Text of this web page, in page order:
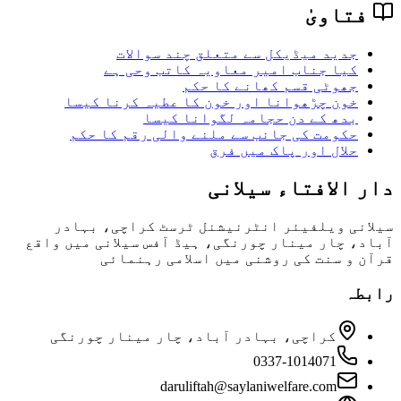
فتاویٰ
جدید میڈیکل سے متعلق چند سوالات
کیا جناب امیر معاویہ کاتب وحی ہے
جھوٹی قسم کھانے کا حکم
خون چڑھوانا اور خون کا عطیہ کرنا کیسا
بدھ کے دن حجامہ لگوانا کیسا
حکومت کی جانب سے ملنے والی رقم کا حکم
حلال اور پاک میں فرق
دار الافتاء سیلانی
سیلانی ویلفیئر انٹرنیشنل ٹرسٹ کراچی، بہادر
آباد، چار مینار چورنگی، ہیڈ آفس سیلانی میں واقع
قرآن و سنت کی روشنی میں اسلامی رہنمائی
رابطہ
کراچی، بہادر آباد، چار مینار چورنگی
0337-1014071
daruliftah@saylaniwelfare.com